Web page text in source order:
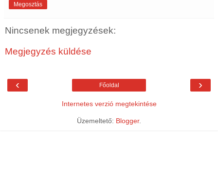
Megosztás
Nincsenek megjegyzések:
Megjegyzés küldése
‹ ›
Főoldal
Internetes verzió megtekintése
Üzemeltető: Blogger.